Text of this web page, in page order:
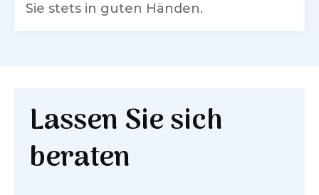
Sie stets in guten Händen.
Lassen Sie sich
beraten